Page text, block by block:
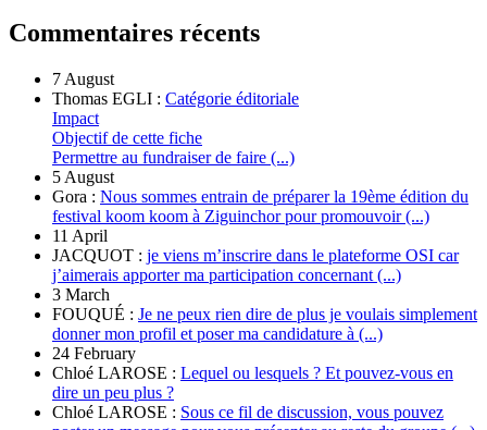
Commentaires récents
7 August
Thomas EGLI : Catégorie éditoriale
Impact
Objectif de cette fiche
Permettre au fundraiser de faire (...)
5 August
Gora : Nous sommes entrain de préparer la 19ème édition du
festival koom koom à Ziguinchor pour promouvoir (...)
11 April
JACQUOT : je viens m’inscrire dans le plateforme OSI car
j’aimerais apporter ma participation concernant (...)
3 March
FOUQUÉ : Je ne peux rien dire de plus je voulais simplement
donner mon profil et poser ma candidature à (...)
24 February
Chloé LAROSE : Lequel ou lesquels ? Et pouvez-vous en
dire un peu plus ?
Chloé LAROSE : Sous ce fil de discussion, vous pouvez